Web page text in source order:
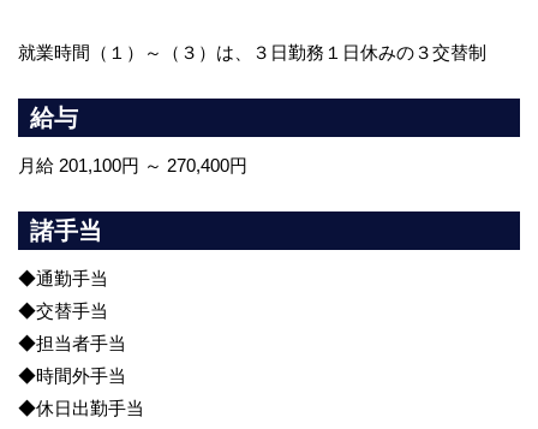
就業時間（１）～（３）は、３日勤務１日休みの３交替制
給与
月給 201,100円 ～ 270,400円
諸手当
◆通勤手当
◆交替手当
◆担当者手当
◆時間外手当
◆休日出勤手当